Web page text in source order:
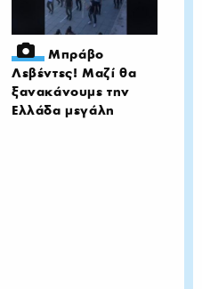
Μπράβο
Λεβέντες! Μαζί θα
ξανακάνουμε την
Ελλάδα μεγάλη